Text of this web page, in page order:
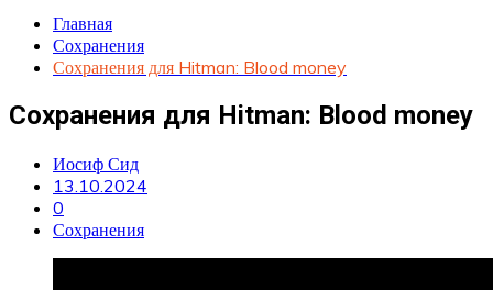
Главная
Сохранения
Сохранения для Hitman: Blood money
Сохранения для Hitman: Blood money
Иосиф Сид
13.10.2024
0
Сохранения